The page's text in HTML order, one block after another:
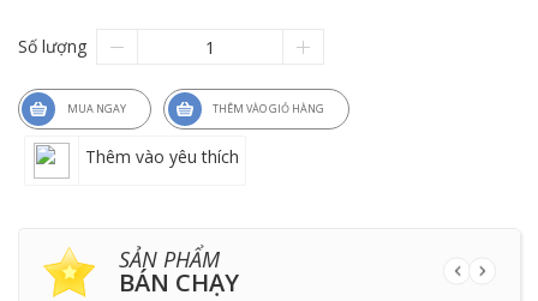
Số lượng
MUA NGAY THÊM VÀO GIỎ HÀNG
Thêm vào yêu thích
SẢN PHẨM
BÁN CHẠY